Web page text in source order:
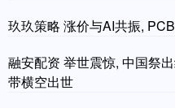
玖玖策略 涨价与AI共振,
融安配资 举世震惊, 中国祭
带横空出世